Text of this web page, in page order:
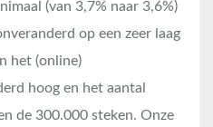
(van 3,7% naar 3,6%)
op een zeer laag
het (online)
hoog en het aantal
de 300.000 steken. Onze